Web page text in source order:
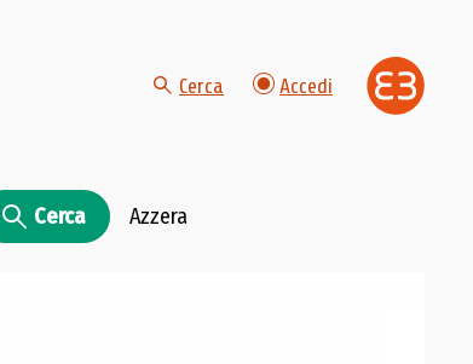
Cerca Accedi
Cerca Azzera